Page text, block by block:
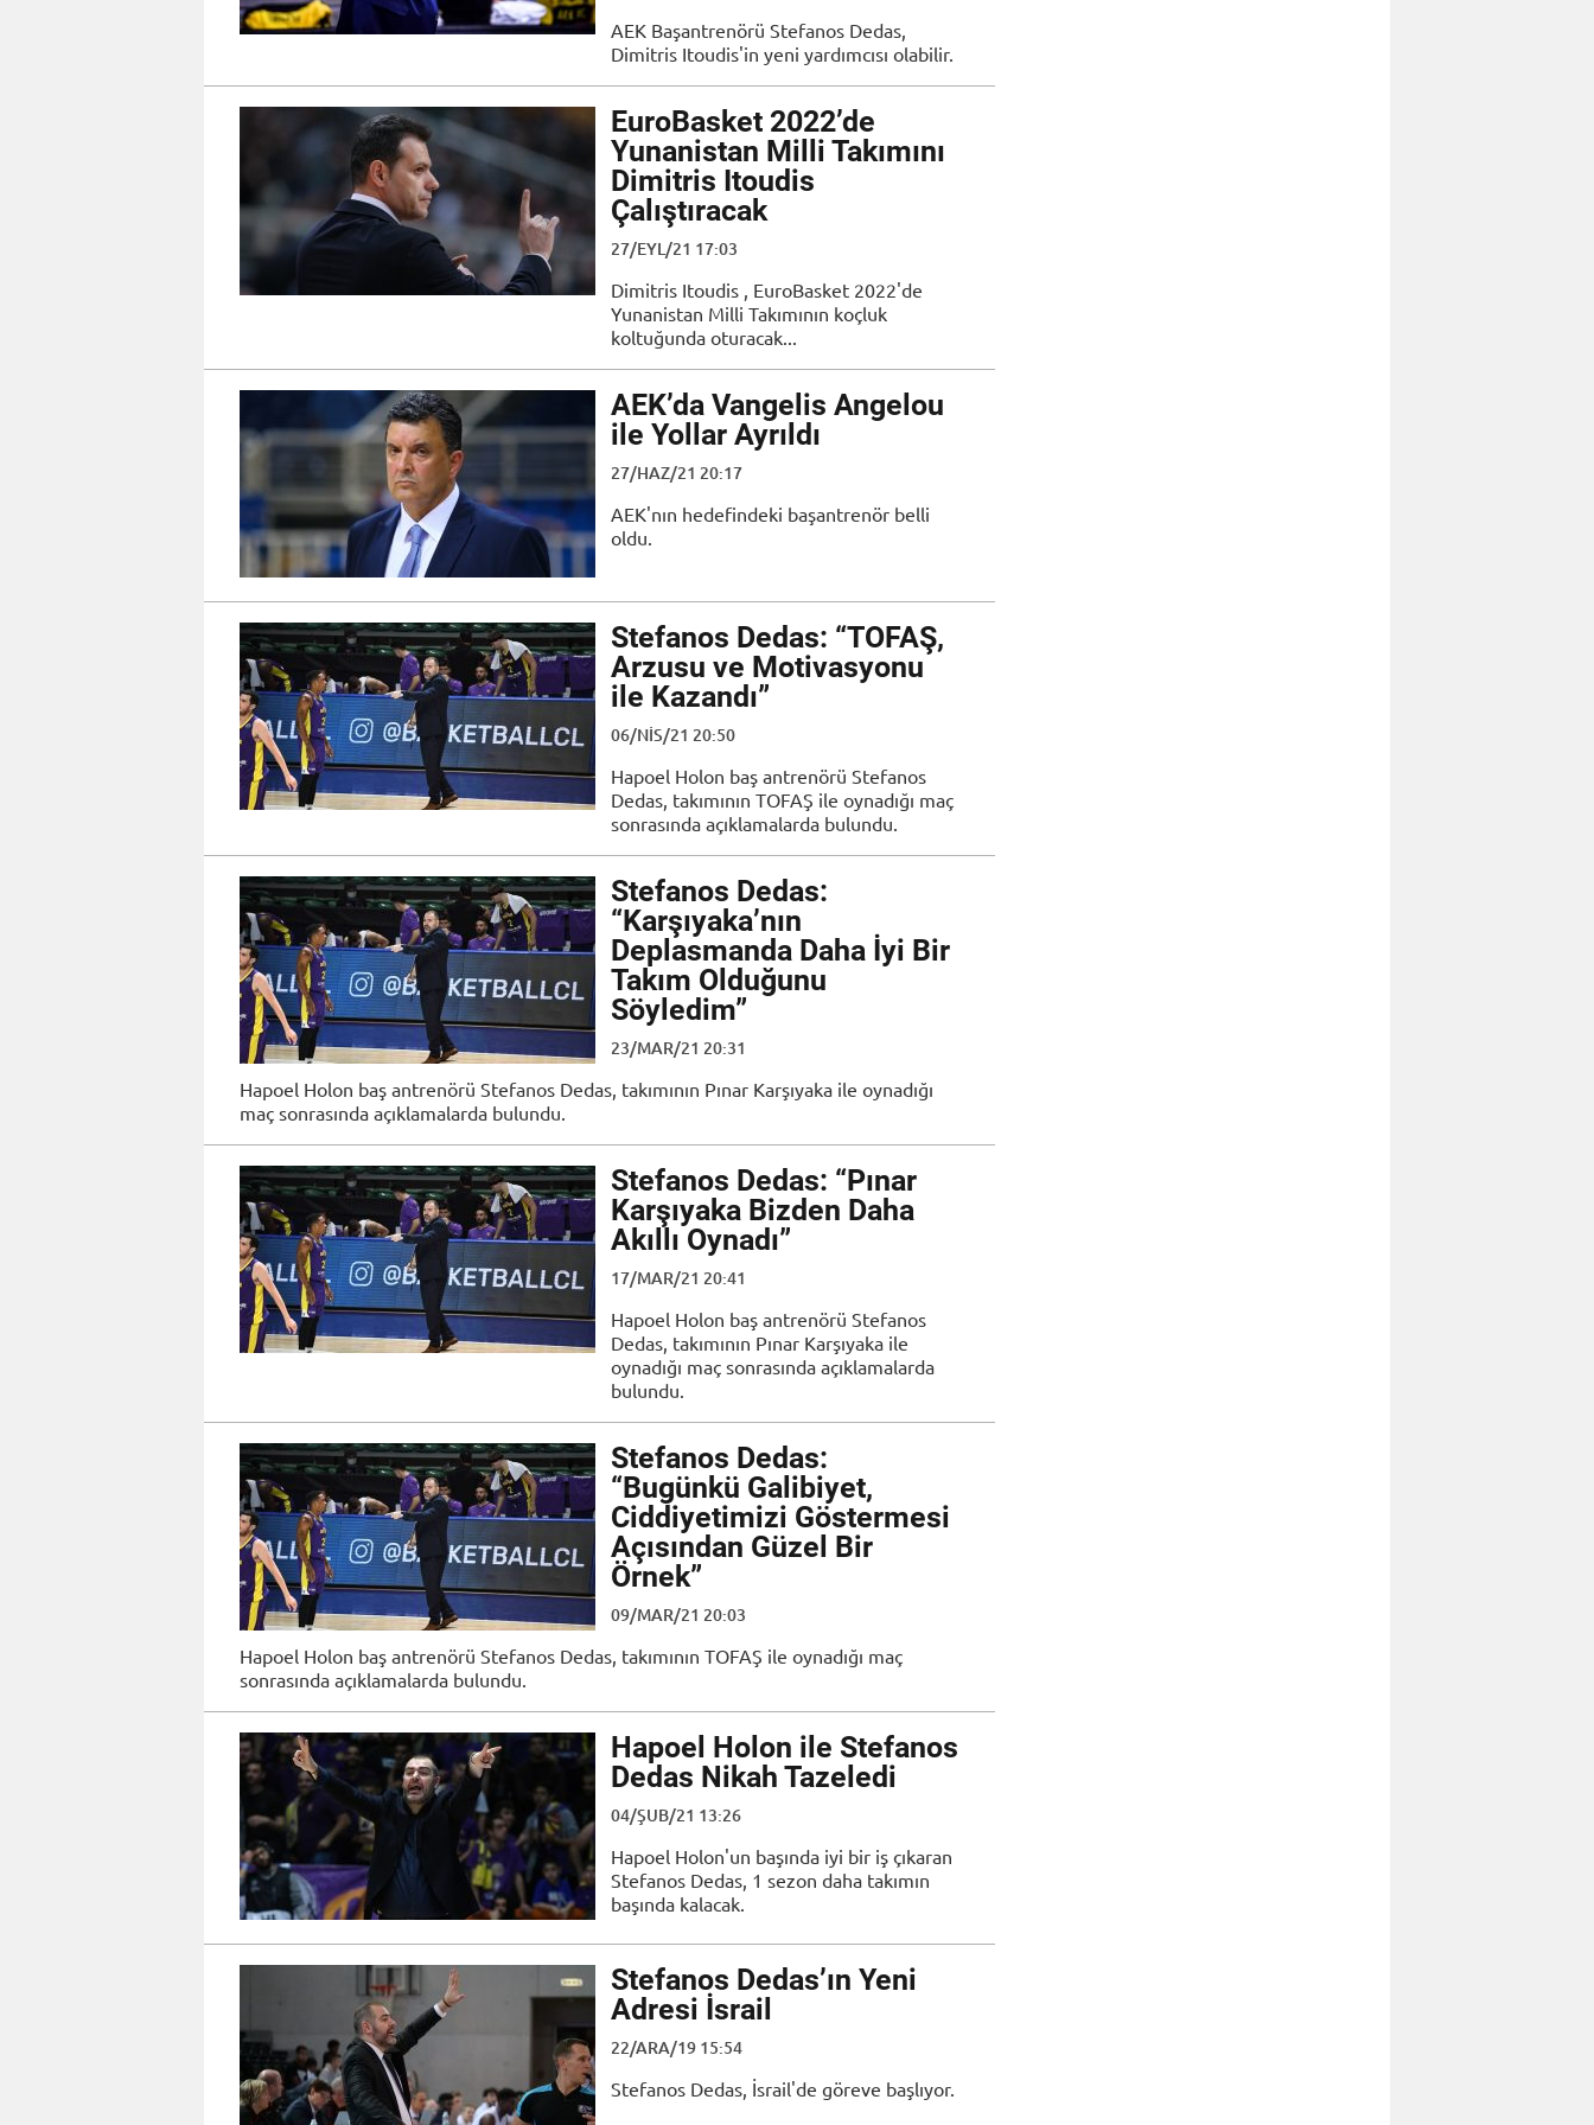
AEK Başantrenörü Stefanos Dedas,
Dimitris Itoudis'in yeni yardımcısı olabilir.
EuroBasket 2022’de
Yunanistan Milli Takımını
Dimitris Itoudis
Çalıştıracak
27/EYL/21 17:03
Dimitris Itoudis , EuroBasket 2022'de
Yunanistan Milli Takımının koçluk
koltuğunda oturacak...
AEK’da Vangelis Angelou
ile Yollar Ayrıldı
27/HAZ/21 20:17
AEK'nın hedefindeki başantrenör belli
oldu.
Stefanos Dedas: “TOFAŞ,
Arzusu ve Motivasyonu
ile Kazandı”
06/NIS/21 20:50
Hapoel Holon baş antrenörü Stefanos
Dedas, takımının TOFAŞ ile oynadığı maç
sonrasında açıklamalarda bulundu.
Stefanos Dedas:
“Karşıyaka’nın
Deplasmanda Daha İyi Bir
Takım Olduğunu
Söyledim”
23/MAR/21 20:31
Hapoel Holon baş antrenörü Stefanos Dedas, takımının Pınar Karşıyaka ile oynadığı
maç sonrasında açıklamalarda bulundu.
Stefanos Dedas: “Pınar
Karşıyaka Bizden Daha
Akıllı Oynadı”
17/MAR/21 20:41
Hapoel Holon baş antrenörü Stefanos
Dedas, takımının Pınar Karşıyaka ile
oynadığı maç sonrasında açıklamalarda
bulundu.
Stefanos Dedas:
“Bugünkü Galibiyet,
Ciddiyetimizi Göstermesi
Açısından Güzel Bir
Örnek”
09/MAR/21 20:03
Hapoel Holon baş antrenörü Stefanos Dedas, takımının TOFAŞ ile oynadığı maç
sonrasında açıklamalarda bulundu.
Hapoel Holon ile Stefanos
Dedas Nikah Tazeledi
04/ŞUB/21 13:26
Hapoel Holon'un başında iyi bir iş çıkaran
Stefanos Dedas, 1 sezon daha takımın
başında kalacak.
Stefanos Dedas’ın Yeni
Adresi İsrail
22/ARA/19 15:54
Stefanos Dedas, İsrail'de göreve başlıyor.